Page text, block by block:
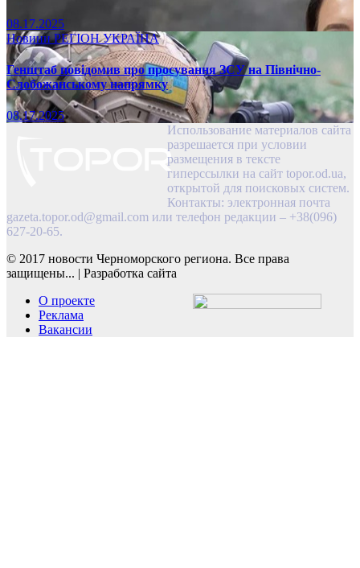
08.17.2025
НовиниРЕГІОНУКРАЇНА
Генштаб повідомив про просування ЗСУ на Північно-
Слобожанському напрямку
08.17.2025
Использование материалов сайта
разрешается при условии
размещения в тексте
гиперссылки на сайт topor.od.ua,
открытой для поисковых систем.
Контакты: электронная почта
gazeta.topor.od@gmail.com или телефон редакции – +38(096)
627-20-65.
© 2017 новости Черноморского региона. Все права
защищены... | Разработка сайта
О проекте
Реклама
Вакансии